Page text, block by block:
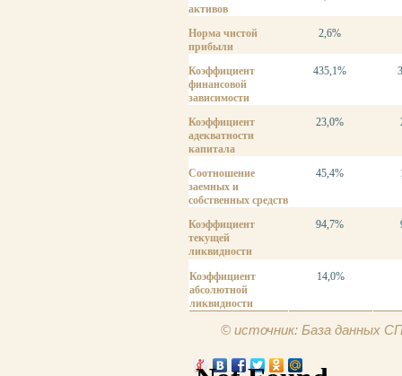
активов
Норма чистой
прибыли
2,6%
Коэффициент
финансовой
зависимости
435,1%
Коэффициент
адекватности
капитала
23,0%
Соотношение
заемных и
собственных средств
45,4%
Коэффициент
текущей
ликвидности
94,7%
Коэффициент
абсолютной
ликвидности
14,0%
© источник: База данных